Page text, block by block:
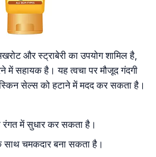
और स्ट्राबेरी का उपयोग शामिल है,
में सहायक है। यह त्वचा पर मौजूद गंदगी
सेल्स को हटाने में मदद कर सकता है।
रंगत में सुधार कर सकता है।
साथ चमकदार बना सकता है।